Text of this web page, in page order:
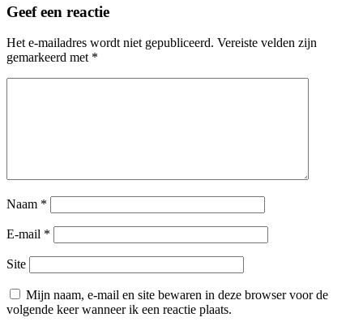
Geef een reactie
Het e-mailadres wordt niet gepubliceerd. Vereiste velden zijn
gemarkeerd met *
Naam *
E-mail *
Site
Mijn naam, e-mail en site bewaren in deze browser voor de
volgende keer wanneer ik een reactie plaats.